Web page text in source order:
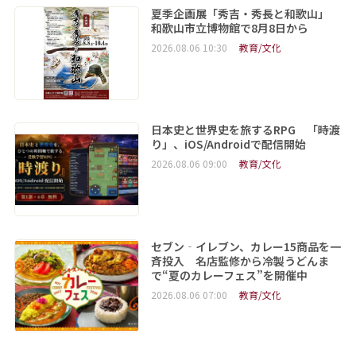
夏季企画展「秀吉・秀長と和歌山」
和歌山市立博物館で8月8日から
2026.08.06 10:30 教育/文化
日本史と世界史を旅するRPG 「時渡
り」、iOS/Androidで配信開始
2026.08.06 09:00 教育/文化
セブン‐イレブン、カレー15商品を一
斉投入 名店監修から冷製うどんま
で“夏のカレーフェス”を開催中
2026.08.06 07:00 教育/文化